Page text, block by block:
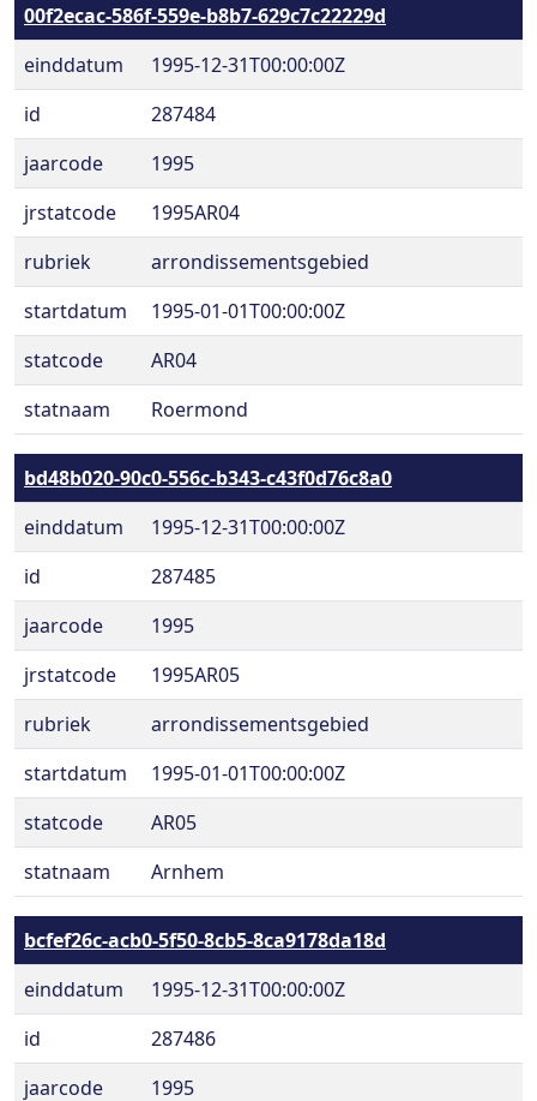
00f2ecac-586f-559e-b8b7-629c7c22229d
einddatum
1995-12-31T00:00:00Z
id
287484
jaarcode
1995
jrstatcode
1995AR04
rubriek
arrondissementsgebied
startdatum
1995-01-01T00:00:00Z
statcode
AR04
statnaam
Roermond
bd48b020-90c0-556c-b343-c43f0d76c8a0
einddatum
1995-12-31T00:00:00Z
id
287485
jaarcode
1995
jrstatcode
1995AR05
rubriek
arrondissementsgebied
startdatum
1995-01-01T00:00:00Z
statcode
AR05
statnaam
Arnhem
bcfef26c-acb0-5f50-8cb5-8ca9178da18d
einddatum
1995-12-31T00:00:00Z
id
287486
jaarcode
1995